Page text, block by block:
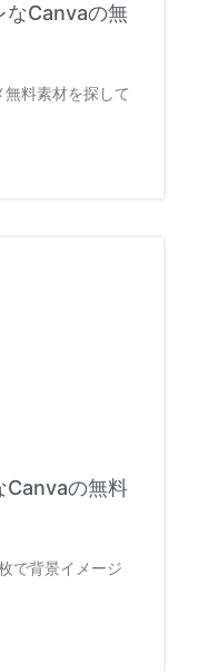
なCanvaの無
料素材を探して
Canvaの無料
で背景イメージ